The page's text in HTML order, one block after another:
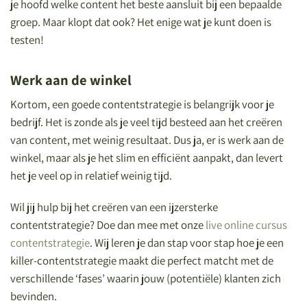
je hoofd welke content het beste aansluit bij een bepaalde
groep. Maar klopt dat ook? Het enige wat je kunt doen is
testen!
Werk aan de winkel
Kortom, een goede contentstrategie is belangrijk voor je
bedrijf. Het is zonde als je veel tijd besteed aan het creëren
van content, met weinig resultaat. Dus ja, er is werk aan de
winkel, maar als je het slim en efficiënt aanpakt, dan levert
het je veel op in relatief weinig tijd.
Wil jij hulp bij het creëren van een ijzersterke
contentstrategie? Doe dan mee met onzelive online cursus
contentstrategie. Wij leren je dan stap voor stap hoe je een
killer-contentstrategie maakt die perfect matcht met de
verschillende ‘fases’ waarin jouw (potentiële) klanten zich
bevinden.